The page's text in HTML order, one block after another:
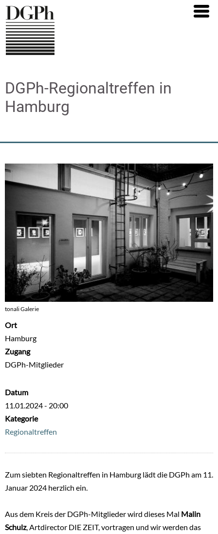
Direkt
zum
Inhalt
DGPh-Regionaltreffen in
Hamburg
tonali Galerie
Ort
Hamburg
Zugang
DGPh-Mitglieder
Datum
11.01.2024 - 20:00
Kategorie
Regionaltreffen
Zum siebten Regionaltreffen in Hamburg lädt die DGPh am 11.
Januar 2024 herzlich ein.
Aus dem Kreis der DGPh-Mitglieder wird dieses Mal Malin
Schulz, Artdirector DIE ZEIT, vortragen und wir werden das